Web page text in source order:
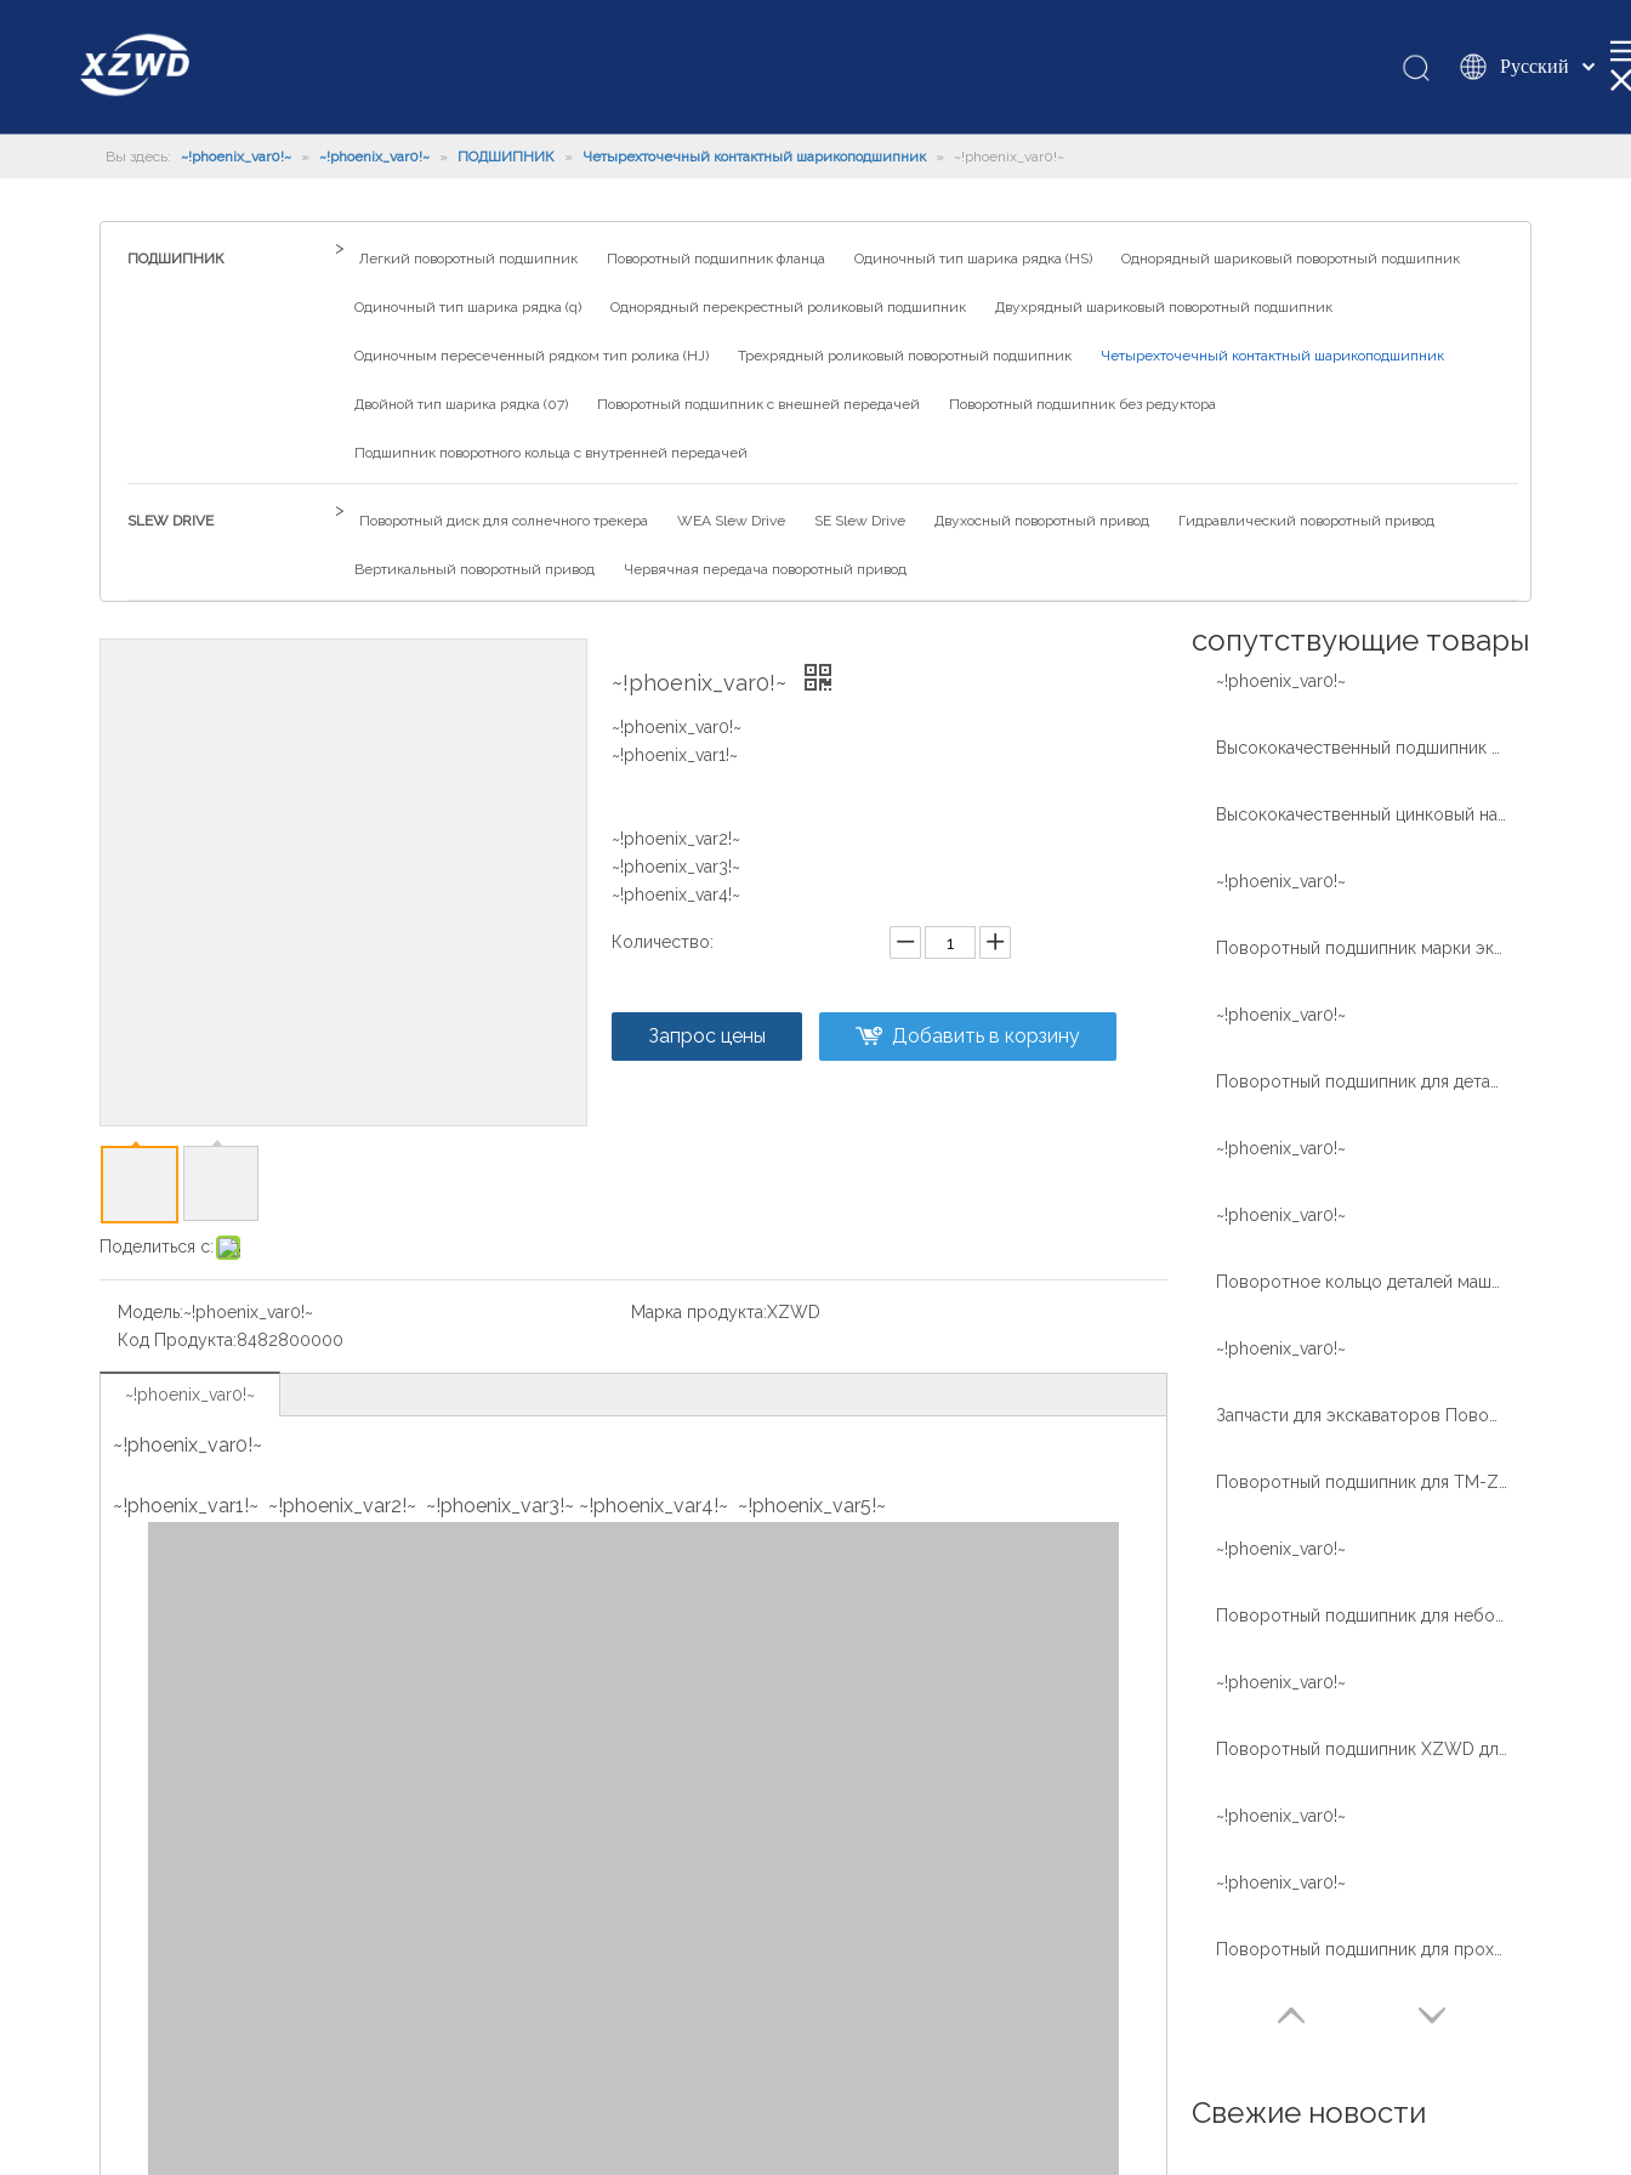
Pусский
românesc
简体中文
Вы здесь: ~!phoenix_var0!~ » ~!phoenix_var0!~ » ПОДШИПНИК » Четырехточечный контактный шарикоподшипник » ~!phoenix_var0!~
ПОДШИПНИК
>
Легкий поворотный подшипник Поворотный подшипник фланца Одиночный тип шарика рядка (HS) Однорядный шариковый поворотный подшипник
Одиночный тип шарика рядка (q) Однорядный перекрестный роликовый подшипник Двухрядный шариковый поворотный подшипник
Одиночным пересеченный рядком тип ролика (HJ) Трехрядный роликовый поворотный подшипник Четырехточечный контактный шарикоподшипник
Двойной тип шарика рядка (07) Поворотный подшипник с внешней передачей Поворотный подшипник без редуктора
Подшипник поворотного кольца с внутренней передачей
SLEW DRIVE
>
Поворотный диск для солнечного трекера WEA Slew Drive SE Slew Drive Двухосный поворотный привод Гидравлический поворотный привод
Вертикальный поворотный привод Червячная передача поворотный привод
Поделиться с:
~!phoenix_var0!~
~!phoenix_var0!~
~!phoenix_var1!~
~!phoenix_var2!~
~!phoenix_var3!~
~!phoenix_var4!~
Количество:
Запрос цены Добавить в корзину
Модель:~!phoenix_var0!~ Марка продукта:XZWD
Код Продукта:8482800000
~!phoenix_var0!~
~!phoenix_var0!~
~!phoenix_var1!~ ~!phoenix_var2!~ ~!phoenix_var3!~ ~!phoenix_var4!~ ~!phoenix_var5!~
сопутствующие товары
~!phoenix_var0!~
~!phoenix_var0!~
~!phoenix_var0!~
~!phoenix_var0!~
~!phoenix_var0!~
~!phoenix_var0!~
~!phoenix_var0!~
~!phoenix_var0!~
~!phoenix_var0!~
~!phoenix_var0!~
Свежие новости